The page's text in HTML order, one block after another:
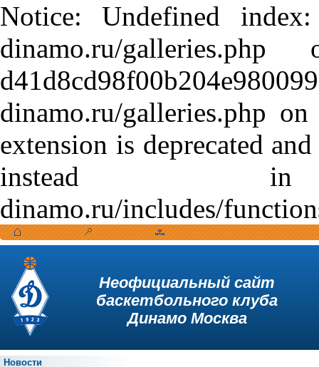
Notice: Undefined
dinamo.ru/
dinamo.ru/galleries.php
extension is deprecated
instead in /var/
dinamo.ru/includes/
Неофициальный сайт
баскетбольного клуба
Динамо Москва
Новости